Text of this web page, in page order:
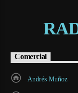
Comercial
Andrés Muñoz